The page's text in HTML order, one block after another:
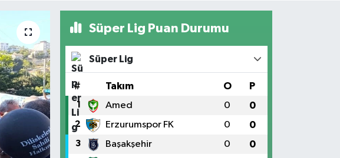
Süper Lig Puan Durumu
Süper Lig
# Takım O P
1 Amed 0 0
2 Erzurumspor FK 0 0
3 Başakşehir 0 0